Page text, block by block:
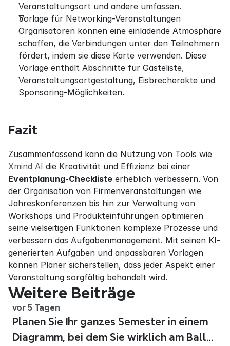
Veranstaltungsort und andere umfassen.
Vorlage für Networking-Veranstaltungen
Organisatoren können eine einladende Atmosphäre
schaffen, die Verbindungen unter den Teilnehmern
fördert, indem sie diese Karte verwenden. Diese
Vorlage enthält Abschnitte für Gästeliste,
Veranstaltungsortgestaltung, Eisbrecherakte und
Sponsoring-Möglichkeiten.
Fazit
Xmind AI
Eventplanung-Checkliste erheblich verbessern. Von
der Organisation von Firmenveranstaltungen wie
Jahreskonferenzen bis hin zur Verwaltung von
Workshops und Produkteinführungen optimieren
seine vielseitigen Funktionen komplexe Prozesse und
verbessern das Aufgabenmanagement. Mit seinen KI-
generierten Aufgaben und anpassbaren Vorlagen
können Planer sicherstellen, dass jeder Aspekt einer
Veranstaltung sorgfältig behandelt wird.
Weitere Beiträge
vor 5 Tagen
Planen Sie Ihr ganzes Semester in einem
Diagramm, bei dem Sie wirklich am Ball